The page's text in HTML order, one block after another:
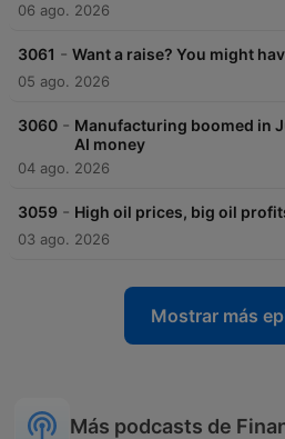
06 ago. 2026
3061 - Want a raise? You might
05 ago. 2026
3060 - Manufacturing boomed in
AI money
04 ago. 2026
3059 - High oil prices, big oil
03 ago. 2026
Mostrar más
Más podcasts de